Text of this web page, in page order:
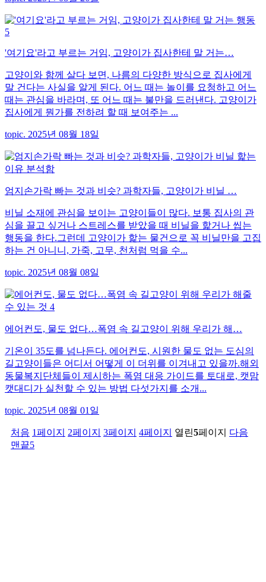
'여기요'라고 부르는 거임, 고양이가 집사한테 말 거는…
고양이와 함께 살다 보면, 나름의 다양한 방식으로 집사에게
말 건다는 사실을 알게 된다. 어느 때는 놀이를 요청하고 어느
때는 관심을 바라며, 또 어느 때는 불만을 드러낸다. 고양이가
집사에게 뭔가를 전하려 할 때 보여주는 ...
topic. 2025년 08월 18일
엄지손가락 빠는 것과 비슷? 과학자들, 고양이가 비닐 …
비닐 소재에 관심을 보이는 고양이들이 많다. 보통 집사의 관
심을 끌고 싶거나 스트레스를 받았을 때 비닐을 핥거나 씹는
행동을 한다.그런데 고양이가 핥는 물건으로 꼭 비닐만을 고집
하는 건 아니니, 가죽, 고무, 천처럼 먹을 수...
topic. 2025년 08월 08일
에어컨도, 물도 없다…폭염 속 길고양이 위해 우리가 해…
기온이 35도를 넘나든다. 에어컨도, 시원한 물도 없는 도심의
길고양이들은 어디서 어떻게 이 더위를 이겨내고 있을까.해외
동물복지단체들이 제시하는 폭염 대응 가이드를 토대로, 캣맘
캣대디가 실천할 수 있는 방법 다섯가지를 소개...
topic. 2025년 08월 01일
처음 1페이지 2페이지 3페이지 4페이지 열린5페이지
다음
맨끝5